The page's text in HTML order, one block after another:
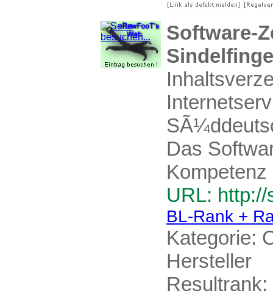
Software-
Das
Kompetenz
URL:
BL-Rank +
Kategorie:
Hersteller
Resultrank: